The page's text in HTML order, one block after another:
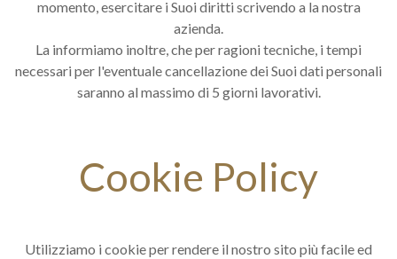
momento, esercitare i Suoi diritti scrivendo a la nostra
azienda.
La informiamo inoltre, che per ragioni tecniche, i tempi
necessari per l'eventuale cancellazione dei Suoi dati personali
saranno al massimo di 5 giorni lavorativi.
Cookie Policy
Utilizziamo i cookie per rendere il nostro sito più facile ed